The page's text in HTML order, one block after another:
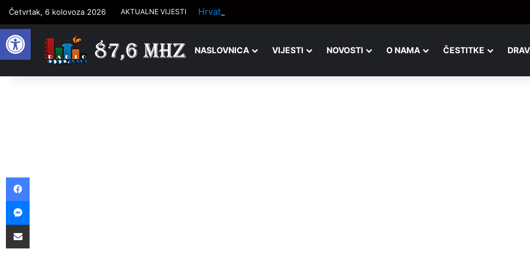
Open toolbar
Četvrtak, 6 kolovoza 2026 AKTUALNE VIJESTI
NASLOVNICA VIJESTI NOVOSTI O NAMA ČESTITKE